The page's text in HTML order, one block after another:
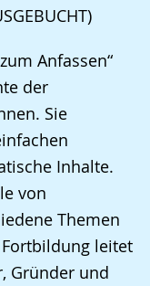
Anfassen“
der
Sie
Inhalte.
von
Themen
leitet
Gründer und